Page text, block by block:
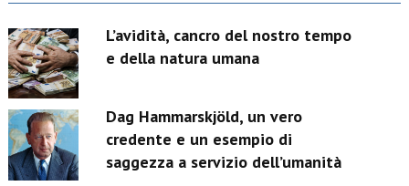
L’avidità, cancro del nostro tempo
e della natura umana
Dag Hammarskjöld, un vero
credente e un esempio di
saggezza a servizio dell’umanità